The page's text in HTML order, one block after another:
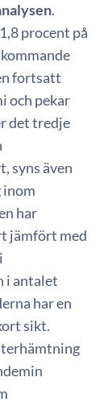
.
procent på
fortsatt
och pekar
det tredje
syns även
inom
har
jämfört med
i antalet
har en
sikt.